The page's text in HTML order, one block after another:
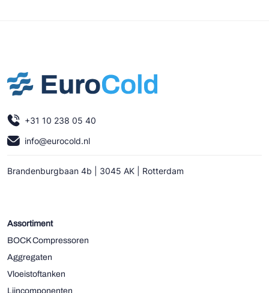
+31 10 238 05 40
info@eurocold.nl
Brandenburgbaan 4b | 3045 AK | Rotterdam
Assortiment
BOCK Compressoren
Aggregaten
Vloeistoftanken
Lijncomponenten